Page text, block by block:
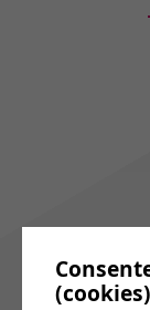
(cookies)